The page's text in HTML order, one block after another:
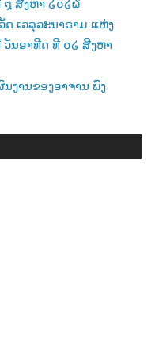
໘ ສີງຫາ ໒໐໒໖
ດ ເວລຸວະນາຣາມ ແຫ່ງ
ວັນອາທີດ ທີ ໐໒ ສີງຫາ
ງານຂອງອາຈານ ພົງ